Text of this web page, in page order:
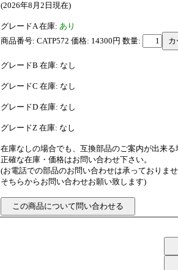
(2026年8月2日現在)
グレードA 在庫: あり
商品番号: CATP572 価格: 14300円 数量:
グレードB 在庫: なし
グレードC 在庫: なし
グレードD 在庫: なし
グレードZ 在庫: なし
在庫なしの場合でも、互換部品のご案内が出来る
正確な在庫・価格はお問い合わせ下さい。
(お電話での部品のお問い合わせは承っておりま
そちらからお問い合わせお願い致します)